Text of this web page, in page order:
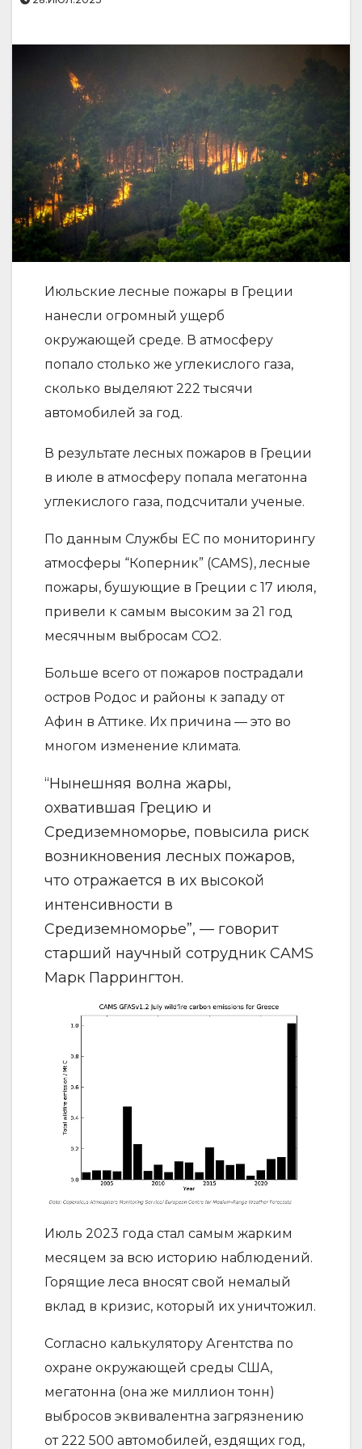
Июльские лесные пожары в Греции
нанесли огромный ущерб
окружающей среде. В атмосферу
попало столько же углекислого газа,
сколько выделяют 222 тысячи
автомобилей за год.
В результате лесных пожаров в Греции
в июле в атмосферу попала мегатонна
углекислого газа, подсчитали ученые.
По данным Службы ЕС по мониторингу
атмосферы “Коперник” (CAMS), лесные
пожары, бушующие в Греции с 17 июля,
привели к самым высоким за 21 год
месячным выбросам CO2.
Больше всего от пожаров пострадали
остров Родос и районы к западу от
Афин в Аттике. Их причина — это во
многом изменение климата.
“Нынешняя волна жары,
охватившая Грецию и
Средиземноморье, повысила риск
возникновения лесных пожаров,
что отражается в их высокой
интенсивности в
Средиземноморье”, — говорит
старший научный сотрудник CAMS
Марк Паррингтон.
Июль 2023 года стал самым жарким
месяцем за всю историю наблюдений.
Горящие леса вносят свой немалый
вклад в кризис, который их уничтожил.
Согласно калькулятору Агентства по
охране окружающей среды США,
мегатонна (она же миллион тонн)
выбросов эквивалентна загрязнению
от 222 500 автомобилей, ездящих год,